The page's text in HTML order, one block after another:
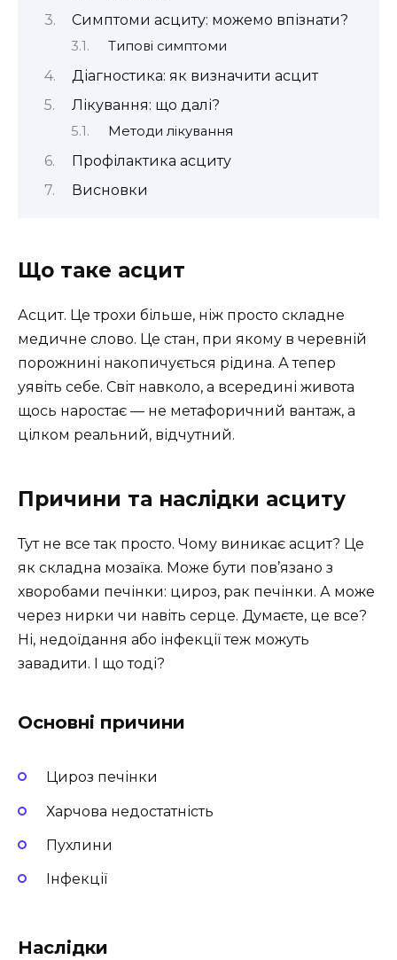
Симптоми асциту: можемо впізнати?
Типові симптоми
Діагностика: як визначити асцит
Лікування: що далі?
Методи лікування
Профілактика асциту
Висновки
Що таке асцит
Асцит. Це трохи більше, ніж просто складне
медичне слово. Це стан, при якому в черевній
порожнині накопичується рідина. А тепер
уявіть себе. Світ навколо, а всередині живота
щось наростає — не метафоричний вантаж, а
цілком реальний, відчутний.
Причини та наслідки асциту
Тут не все так просто. Чому виникає асцит? Це
як складна мозаїка. Може бути пов’язано з
хворобами печінки: цироз, рак печінки. А може
через нирки чи навіть серце. Думаєте, це все?
Ні, недоїдання або інфекції теж можуть
завадити. І що тоді?
Основні причини
Цироз печінки
Харчова недостатність
Пухлини
Інфекції
Наслідки